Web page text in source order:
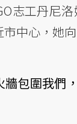
工丹尼洛
中心，她
牆包圍我們